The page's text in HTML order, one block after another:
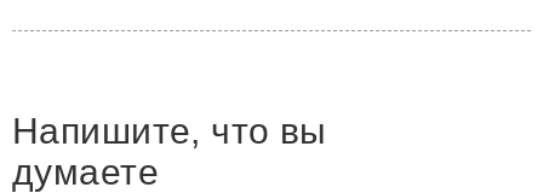
Напишите, что вы
думаете